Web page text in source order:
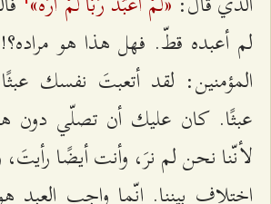
لم أعبده قطّ. فهل هذا هو
المؤمنين: لقد أتعبتَ نفسك
عبثًا. كان عليك أن تصلّي دون هذا
لأنّنا نحن لم نرَ، وأنت أيضًا رأيتَ،
اختلاف بيننا. إنّما واجب العبد